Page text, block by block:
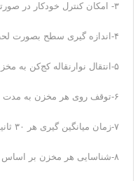
۳- امکان کنترل خودکار در صورتی که میانگین مخازن بالای ۳۰% باشد.
۴-اندازه گیری سطح بصورت لحظه ای ( هر ۲تا ۳ ثانیه)
۵-انتقال نوارنقاله کج‌کن به مخزن با سطح پایین تر
۶-توقف روی هر مخزن به مدت ۵۰ ثانیه
۷-زمان میانگین گیری هر ۳۰ ثانیه
۸-شناسایی هر مخزن بر اساس محدوده (اهمیت موقعیت یاب لیزری)